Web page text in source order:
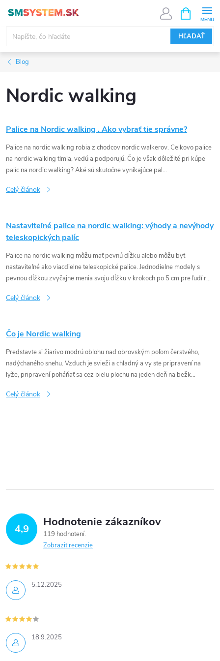
obsah
HĽADAŤ
KOŠÍK
Blog
Nordic walking
V
ý
p
s
č
l
á
n
k
o
v
Palice na Nordic walking . Ako vybrať tie správne?
Palice na nordic walking robia z chodcov nordic walkerov. Celkovo palice
na nordic walking tlmia, vedú a podporujú. Čo je však dôležité pri kúpe
palíc na nordic walking? Aké sú skutočne vynikajúce pal...
Celý článok
Nastaviteľné palice na nordic walking: výhody a nevýhody
teleskopických palíc
Palice na nordic walking môžu mať pevnú dĺžku alebo môžu byť
nastaviteľné ako viacdielne teleskopické palice. Jednodielne modely s
pevnou dĺžkou zvyčajne menia svoju dĺžku v krokoch po 5 cm pre ľudí r...
Celý článok
Čo je Nordic walking
Predstavte si žiarivo modrú oblohu nad obrovským poľom čerstvého,
nadýchaného snehu. Vzduch je svieži a chladný a vy ste pripravení na
lyže, pripravení poháňať sa cez bielu plochu na jeden deň na bežk...
Celý článok
l
d
a
c
i
e
p
r
4,9 Hodnotenie zákazníkov
119 hodnotení
Zobraziť recenzie
5.12.2025
18.9.2025